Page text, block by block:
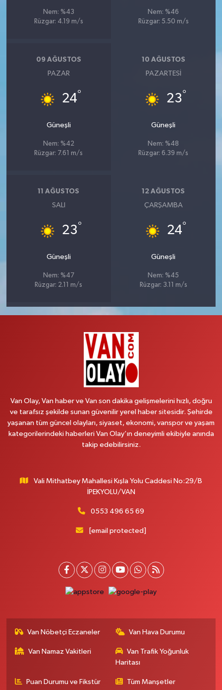
Nem: %43
Rüzgar: 4.19 m/s
Nem: %46
Rüzgar: 5.50 m/s
09 AĞUSTOS
PAZAR
24°
Güneşli
Nem: %42
Rüzgar: 7.61 m/s
10 AĞUSTOS
PAZARTESI
23°
Güneşli
Nem: %48
Rüzgar: 6.39 m/s
11 AĞUSTOS
SALI
23°
Güneşli
Nem: %47
Rüzgar: 2.11 m/s
12 AĞUSTOS
ÇARŞAMBA
24°
Güneşli
Nem: %45
Rüzgar: 3.11 m/s
Van Olay, Van haber ve Van son dakika gelişmelerini hızlı, doğru
ve tarafsız şekilde sunan güvenilir yerel haber sitesidir. Şehirde
yaşanan tüm güncel olayları, siyaset, ekonomi, vanspor ve yaşam
kategorilerindeki haberleri Van Olay’ın deneyimli ekibiyle anında
takip edebilirsiniz.
Vali Mithatbey Mahallesi Kışla Yolu Caddesi No:29/B
İPEKYOLU/VAN
0553 496 65 69
[email protected]
Van Nöbetçi Eczaneler Van Hava Durumu
Van Namaz Vakitleri
Van Trafik Yoğunluk
Haritası
Puan Durumu ve Fikstür Tüm Manşetler